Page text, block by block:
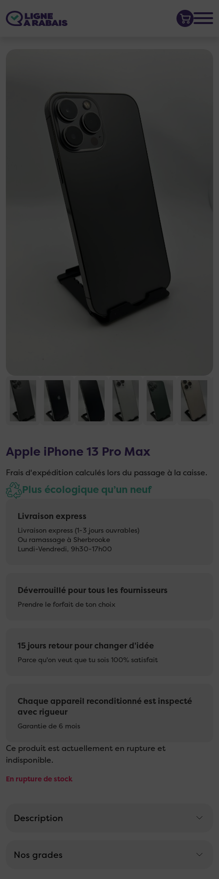
Apple iPhone 13 Pro Max
Frais d'expédition calculés lors du passage à la caisse.
Plus écologique qu’un neuf
Livraison express
Livraison express (1-3 jours ouvrables)
Ou ramassage à Sherbrooke
Lundi-Vendredi, 9h30-17h00
Déverrouillé pour tous les fournisseurs
Prendre le forfait de ton choix
15 jours retour pour changer d'idée
Parce qu'on veut que tu sois 100% satisfait
Chaque appareil reconditionné est inspecté
avec rigueur
Garantie de 6 mois
Ce produit est actuellement en rupture et
indisponible.
En rupture de stock
Description
Nos grades